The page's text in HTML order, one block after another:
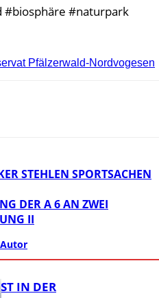
#biosphäre #naturpark
Pfälzerwald-Nordvogesen
STEHLEN SPORTSACHEN
DER A 6 AN ZWEI
II
IN DER